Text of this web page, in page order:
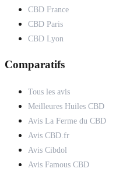
CBD France
CBD Paris
CBD Lyon
Comparatifs
Tous les avis
Meilleures Huiles CBD
Avis La Ferme du CBD
Avis CBD.fr
Avis Cibdol
Avis Famous CBD